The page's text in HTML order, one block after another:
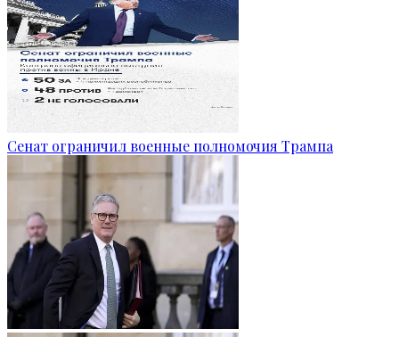
Сенат ограничил военные полномочия Трампа